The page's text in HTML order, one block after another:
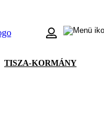
TISZA-KORMÁNY